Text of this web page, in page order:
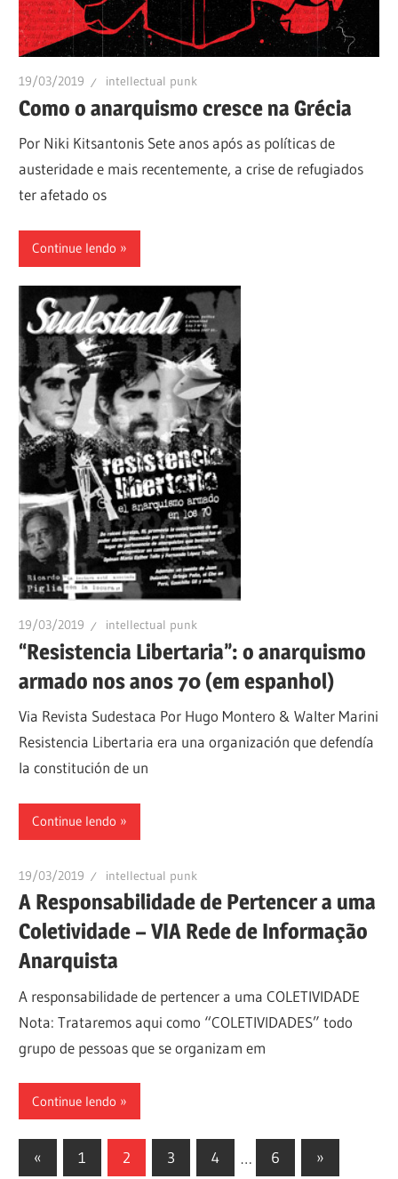
19/03/2019 intellectual punk
Como o anarquismo cresce na Grécia
Por Niki Kitsantonis Sete anos após as políticas de
austeridade e mais recentemente, a crise de refugiados
ter afetado os
Continue lendo
19/03/2019 intellectual punk
“Resistencia Libertaria”: o anarquismo
armado nos anos 70 (em espanhol)
Via Revista Sudestaca Por Hugo Montero & Walter Marini
Resistencia Libertaria era una organización que defendía
la constitución de un
Continue lendo
19/03/2019 intellectual punk
A Responsabilidade de Pertencer a uma
Coletividade – VIA Rede de Informação
Anarquista
A responsabilidade de pertencer a uma COLETIVIDADE
Nota: Trataremos aqui como “COLETIVIDADES” todo
grupo de pessoas que se organizam em
Continue lendo
Paginação
« Previous
1 2 3 4 … 6
Next
»